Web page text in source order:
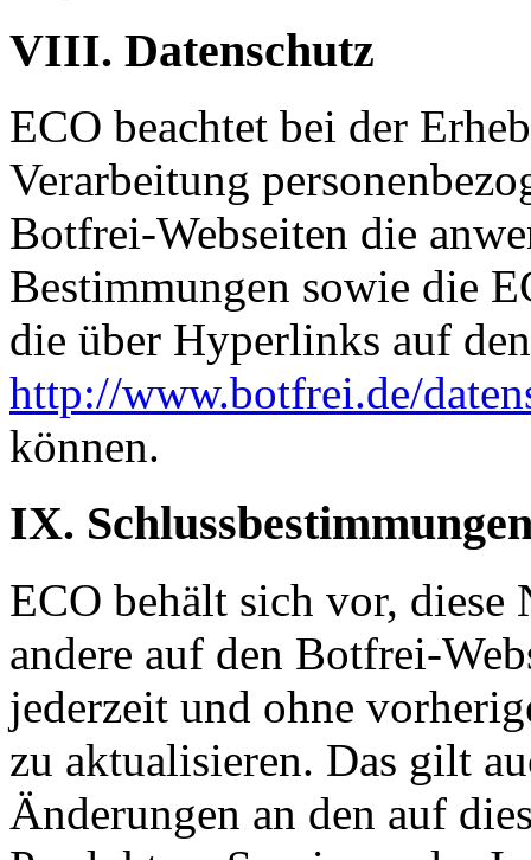
VIII. Datenschutz
ECO beachtet bei der
Verarbeitung
Botfrei-Webseiten die
Bestimmungen sowie die
die über Hyperlinks auf
http://www.botfrei.de/
können.
IX.
ECO behält sich vor, diese
andere auf den Botfrei-
jederzeit und ohne
zu aktualisieren. Das gilt
Änderungen an den auf